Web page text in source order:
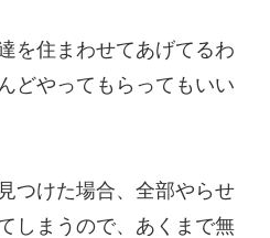
を住まわせてあげてるわ
どやってもらってもいい
つけた場合、全部やらせ
しまうので、あくまで無